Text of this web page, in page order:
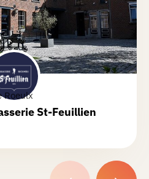
Roeulx
St-Feuillien